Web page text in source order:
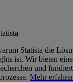
Statista die
ist. Wir bieten
und
Mehr